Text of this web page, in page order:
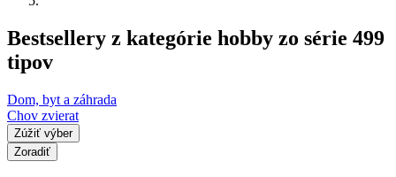
Bestsellery z kategórie hobby zo série 499
tipov
Dom, byt a záhrada
Chov zvierat
Zúžiť výber
Zoradiť